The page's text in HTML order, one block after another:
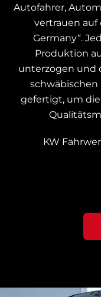
Autofahrer,
vertrauen auf
Germany“.
Produktion
unterzogen und
gefertigt, um
KW